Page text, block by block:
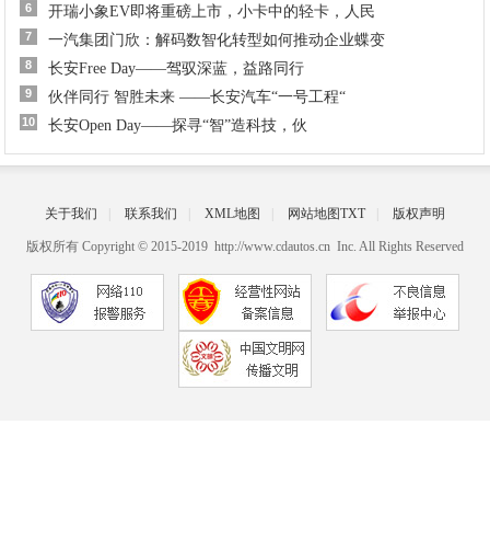
6 开瑞小象EV即将重磅上市，小卡中的轻卡，人民
7 一汽集团门欣：解码数智化转型如何推动企业蝶变
8 长安Free Day——驾驭深蓝，益路同行
9 伙伴同行 智胜未来 ——长安汽车“一号工程“
10 长安Open Day——探寻“智”造科技，伙
关于我们 联系我们 XML地图 网站地图TXT 版权声明
版权所有 Copyright © 2015-2019 http://www.cdautos.cn Inc. All Rights Reserved